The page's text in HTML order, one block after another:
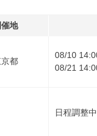
催地
都
08/10
08/21
日程調整中